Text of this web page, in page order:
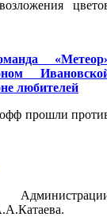
любителей
прошли